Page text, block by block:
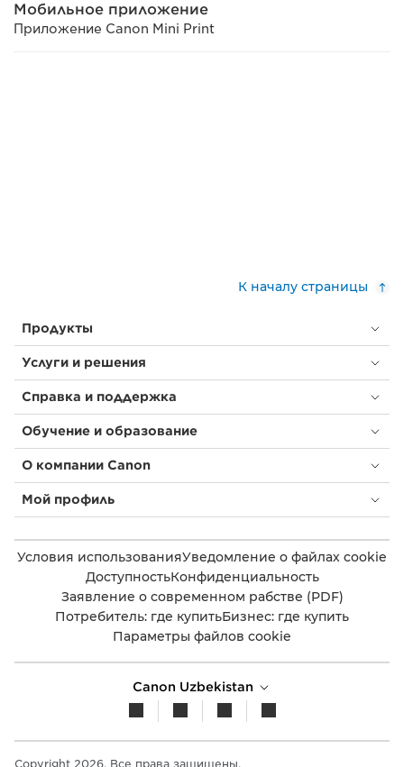
Мобильное приложение
Приложение Canon Mini Print
К началу страницы
Продукты
Услуги и решения
Справка и поддержка
Обучение и образование
О компании Canon
Мой профиль
Условия использованияУведомление о файлах cookie
ДоступностьКонфиденциальность
Заявление о современном рабстве (PDF)
Потребитель: где купитьБизнес: где купить
Параметры файлов cookie
Canon Uzbekistan
Copyright 2026. Все права защищены.